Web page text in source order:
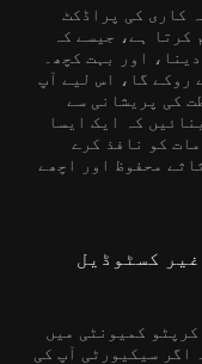
کاری کی پراڈکٹ
ہے، جیسے کہ
اور بہت کچھ۔
روکے گا، اس لیے آپ
کی پریشانی سے
کہ ایک ایسا
کو نافذ کرے
محفوظ اور اچھے
HODL Your Zillion Aakar XO ( ZAX ) غیر کسٹوڈیل
کمیونٹی میں
اگر سیکیورٹی آپ کی